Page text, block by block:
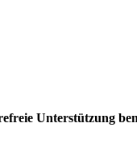
Unterstützung